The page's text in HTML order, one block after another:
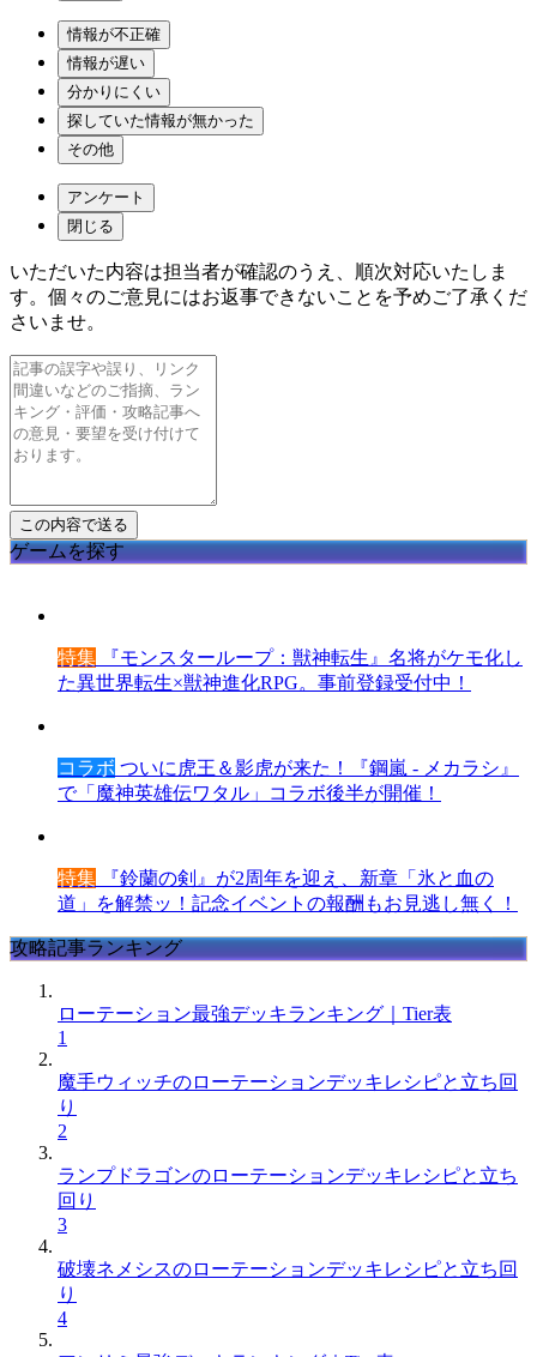
情報が不正確
情報が遅い
分かりにくい
探していた情報が無かった
その他
アンケート
閉じる
いただいた内容は担当者が確認のうえ、順次対応いたしま
す。個々のご意見にはお返事できないことを予めご了承くだ
さいませ。
ゲームを探す
特集 『モンスターループ：獣神転生』名将がケモ化し
た異世界転生×獣神進化RPG。事前登録受付中！
コラボ ついに虎王＆影虎が来た！『鋼嵐 - メカラシ』
で「魔神英雄伝ワタル」コラボ後半が開催！
特集 『鈴蘭の剣』が2周年を迎え、新章「氷と血の
道」を解禁ッ！記念イベントの報酬もお見逃し無く！
攻略記事ランキング
ローテーション最強デッキランキング｜Tier表
1
魔手ウィッチのローテーションデッキレシピと立ち回
り
2
ランプドラゴンのローテーションデッキレシピと立ち
回り
3
破壊ネメシスのローテーションデッキレシピと立ち回
り
4